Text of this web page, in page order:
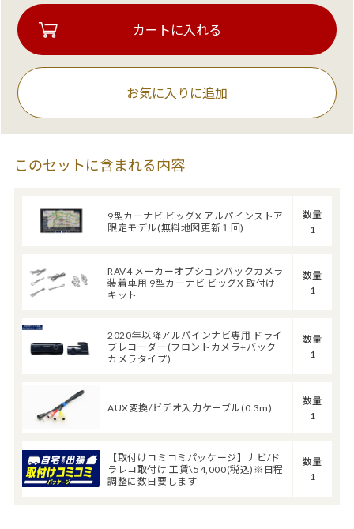
お気に入りに追加
このセットに含まれる内容
9型カーナビ ビッグX アルパインストア
限定モデル(無料地図更新１回)
数量
1
RAV4 メーカーオプションバックカメラ
装着車用 9型カーナビ ビッグX 取付け
キット
数量
1
2020年以降アルパインナビ専用 ドライ
ブレコーダー(フロントカメラ+バック
カメラタイプ)
数量
1
AUX変換/ビデオ入力ケーブル(0.3m)
数量
1
【取付けコミコミパッケージ】ナビ/ド
ラレコ取付け 工賃\54,000(税込)※日程
調整に数日要します
数量
1